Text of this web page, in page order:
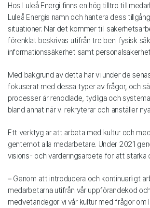
Hos Luleå Energi finns en hög tilltro till
Luleå Energis namn och hantera dess
situationer. När det kommer till
förenklat beskrivas utifrån tre ben: fysisk
informationssäkerhet samt
Med bakgrund av detta har vi under de
fokuserat med dessa typer av frågor, och
processer är renodlade, tydliga och
bland annat när vi rekryterar och anställer
Ett verktyg är att arbeta med kultur och
gentemot alla medarbetare. Under 2021
visions- och värderingsarbete för att stärka
– Genom att introducera och kontinuerligt
medarbetarna utifrån vår uppförandekod
medvetandegör vi vår kultur med frågor om